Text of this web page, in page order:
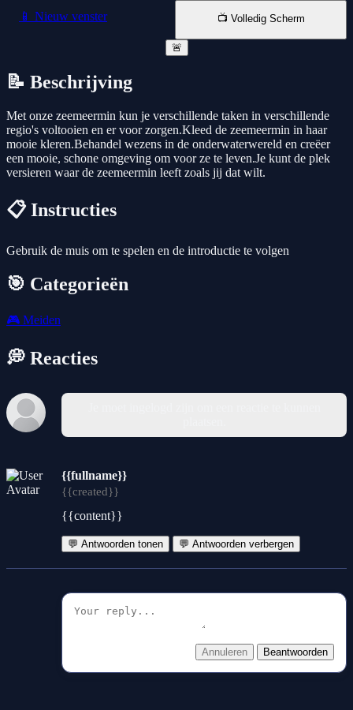
📱 Nieuw venster 📺 Volledig Scherm
🚨
📝 Beschrijving
Met onze zeemeermin kun je verschillende taken in verschillende
regio's voltooien en er voor zorgen.Kleed de zeemeermin in haar
mooie kleren.Behandel wezens in de onderwaterwereld en creëer
een mooie, schone omgeving om voor ze te leven.Je kunt de plek
versieren waar de zeemeermin leeft zoals jij dat wilt.
📋 Instructies
Gebruik de muis om te spelen en de introductie te volgen
🎯 Categorieën
🎮 Meiden
💭 Reacties
{{fullname}}
{{created}}
{{content}}
💬 Antwoorden tonen 💬 Antwoorden verbergen
Annuleren Beantwoorden